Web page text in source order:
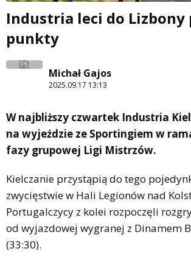
Industria leci do Lizbony
punkty
Michał Gajos
2025.09.17 13:13
W najbliższy czwartek Industria
na wyjeździe ze Sportingiem w
fazy grupowej Ligi Mistrzów.
Kielczanie przystąpią do tego
zwycięstwie w Hali Legionów nad
Portugalczycy z kolei rozpoczęli
od wyjazdowej wygranej z Dinamem
(33:30).